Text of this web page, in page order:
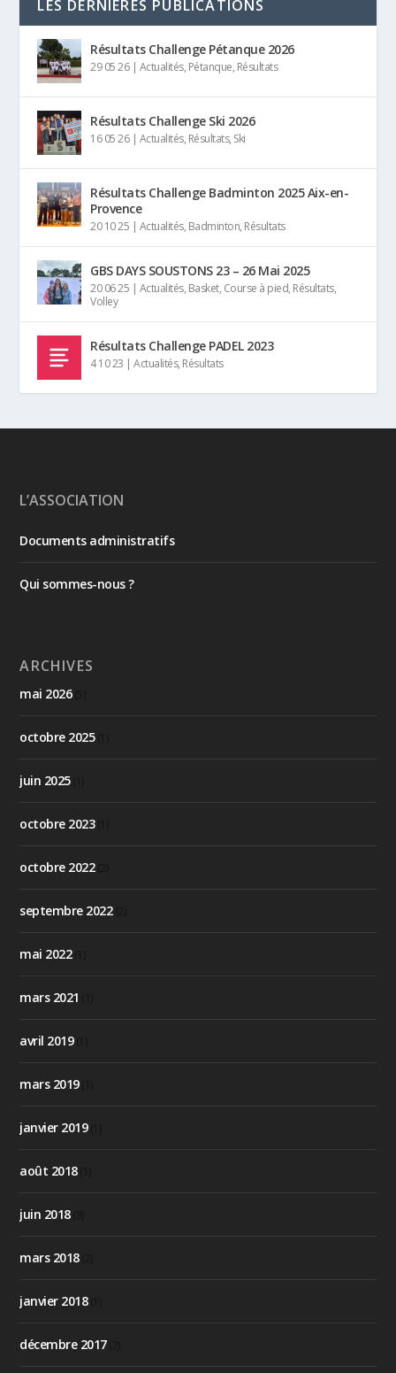
LES DERNIÈRES PUBLICATIONS
Résultats Challenge Pétanque 2026
29 05 26| Actualités, Pétanque, Résultats
Résultats Challenge Ski 2026
16 05 26| Actualités, Résultats, Ski
Résultats Challenge Badminton 2025 Aix-en-
Provence
20 10 25 | Actualités, Badminton, Résultats
GBS DAYS SOUSTONS 23 – 26 Mai 2025
20 06 25 | Actualités, Basket, Course à pied, Résultats,
Volley
Résultats Challenge PADEL 2023
4 10 23 |Actualités, Résultats
L’ASSOCIATION
Documents administratifs
Qui sommes-nous ?
ARCHIVES
mai 2026(5)
octobre 2025(1)
juin 2025(1)
octobre 2023(1)
octobre 2022(2)
septembre 2022(2)
mai 2022(1)
mars 2021
avril 2019(1)
mars 2019(1)
janvier 2019(1)
août 2018(1)
juin 2018(3)
mars 2018(2)
janvier 2018(1)
décembre 2017(2)